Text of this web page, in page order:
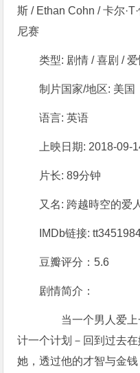
斯 / Ethan Cohn / 卡尔
尼赛
类型: 剧情 / 喜剧 /
制片国家/地区: 美国
语言: 英语
上映日期: 2018-09-
片长: 89分钟
又名: 跨越時空的爱
IMDb链接:
豆瓣评分：5.6
剧情简介：
当一个男人爱上
计一个计划－回到过去
她，透过他的才智与金